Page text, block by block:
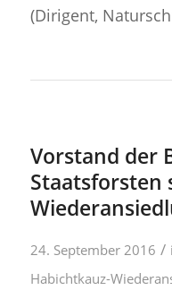
(Dirigent,
Vorstand der
Staatsforsten
24. September 2016 /
Habichtkauz-